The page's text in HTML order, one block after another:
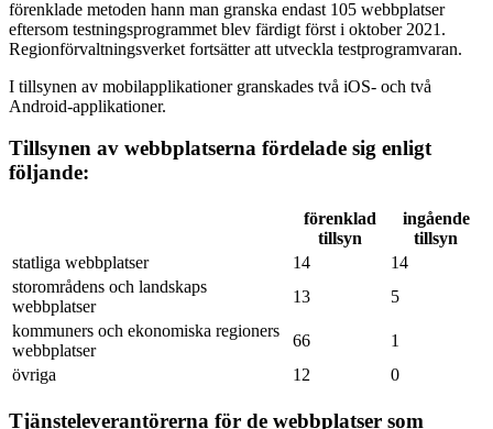
förenklade metoden hann man granska endast 105 webbplatser
eftersom testningsprogrammet blev färdigt först i oktober 2021.
Regionförvaltningsverket fortsätter att utveckla testprogramvaran.
I tillsynen av mobilapplikationer granskades två iOS- och två
Android-applikationer.
Tillsynen av webbplatserna fördelade sig enligt
följande:
förenklad
tillsyn
ingående
tillsyn
statliga webbplatser
14
14
storområdens och landskaps
webbplatser
13
5
kommuners och ekonomiska regioners
webbplatser
66
1
övriga
12 0
Tjänsteleverantörerna för de webbplatser som